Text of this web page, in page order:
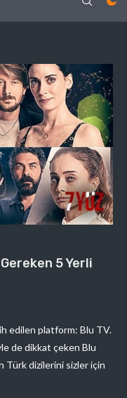
5 Yerli
edilen platform: Blu TV.
de dikkat çeken Blu
Türk dizilerini sizler için